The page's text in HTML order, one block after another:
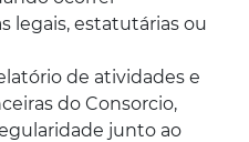
legais, estatutárias ou
de atividades e
do Consorcio,
junto ao